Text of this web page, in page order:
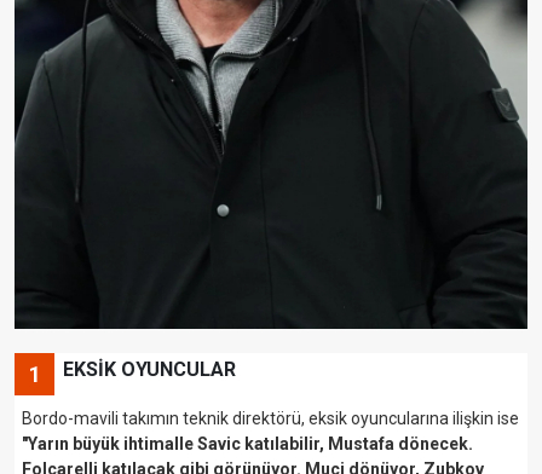
1 EKSİK OYUNCULAR
Bordo-mavili takımın teknik direktörü, eksik oyuncularına ilişkin ise
"Yarın büyük ihtimalle Savic katılabilir, Mustafa dönecek.
Folcarelli katılacak gibi görünüyor. Muçi dönüyor, Zubkov